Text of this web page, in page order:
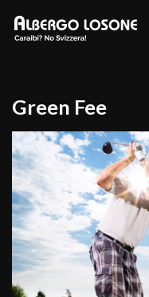
Green Fee